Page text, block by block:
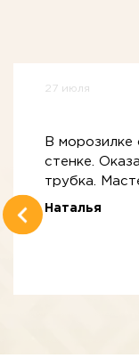
27 июля
В морозилке
стенке.
трубка.
Наталья